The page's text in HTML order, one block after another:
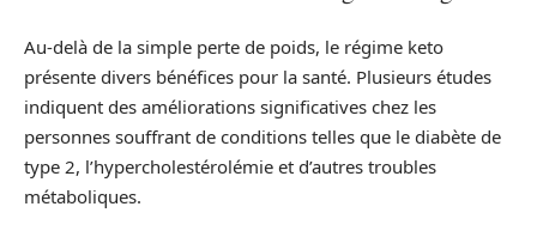
Au-delà de la simple perte de poids, le régime keto
présente divers bénéfices pour la santé. Plusieurs études
indiquent des améliorations significatives chez les
personnes souffrant de conditions telles que le diabète de
type 2, l’hypercholestérolémie et d’autres troubles
métaboliques.